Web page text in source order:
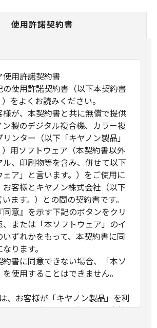
使用許諾契約書
使用許諾契約書
の使用許諾契約書（以下本契約書
をよくお読みください。
様が、本契約書と共に無償で提供
ン製のデジタル複合機、カラー複
ンター（以下「キヤノン製品」
）用ソフトウェア（本契約書以外
ル、印刷物等を含み、併せて以下
ェア」と言います。）をご使用に
客様とキヤノン株式会社（以下
ます。）との間の契約書です。
意』を示す下記のボタンをクリ
、または「本ソフトウェア」のイ
いずれかをもって、本契約書に同
ります。
書に同意できない場合、「本ソ
使用することはできません。
、お客様が「キヤノン製品」を利
めに、「キヤノン製品」に直接